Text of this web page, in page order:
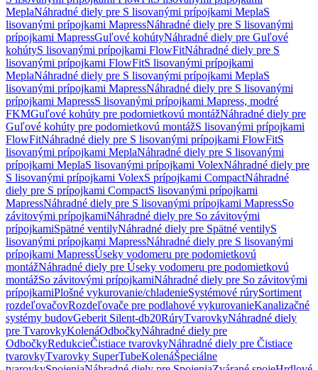
MeplaNáhradné diely pre S lisovanými prípojkami MeplaS
lisovanými prípojkami MapressNáhradné diely pre S lisovanými
prípojkami MapressGuľové kohútyNáhradné diely pre Guľové
kohútyS lisovanými prípojkami FlowFitNáhradné diely pre S
lisovanými prípojkami FlowFitS lisovanými prípojkami
MeplaNáhradné diely pre S lisovanými prípojkami MeplaS
lisovanými prípojkami MapressNáhradné diely pre S lisovanými
prípojkami MapressS lisovanými prípojkami Mapress, modré
FKMGuľové kohúty pre podomietkovú montážNáhradné diely pre
Guľové kohúty pre podomietkovú montážS lisovanými prípojkami
FlowFitNáhradné diely pre S lisovanými prípojkami FlowFitS
lisovanými prípojkami MeplaNáhradné diely pre S lisovanými
prípojkami MeplaS lisovanými prípojkami VolexNáhradné diely pre
S lisovanými prípojkami VolexS prípojkami CompactNáhradné
diely pre S prípojkami CompactS lisovanými prípojkami
MapressNáhradné diely pre S lisovanými prípojkami MapressSo
závitovými prípojkamiNáhradné diely pre So závitovými
prípojkamiSpätné ventilyNáhradné diely pre Spätné ventilyS
lisovanými prípojkami MapressNáhradné diely pre S lisovanými
prípojkami MapressÚseky vodomeru pre podomietkovú
montážNáhradné diely pre Úseky vodomeru pre podomietkovú
montážSo závitovými prípojkamiNáhradné diely pre So závitovými
prípojkamiPlošné vykurovanie/chladenieSystémové rúrySortiment
rozdeľovačovRozdeľovače pre podlahové vykurovanieKanalizačné
systémy budovGeberit Silent-db20RúryTvarovkyNáhradné diely
pre TvarovkyKolenáOdbočkyNáhradné diely pre
OdbočkyRedukcieČistiace tvarovkyNáhradné diely pre Čistiace
tvarovkyTvarovky SuperTubeKolenáŠpeciálne